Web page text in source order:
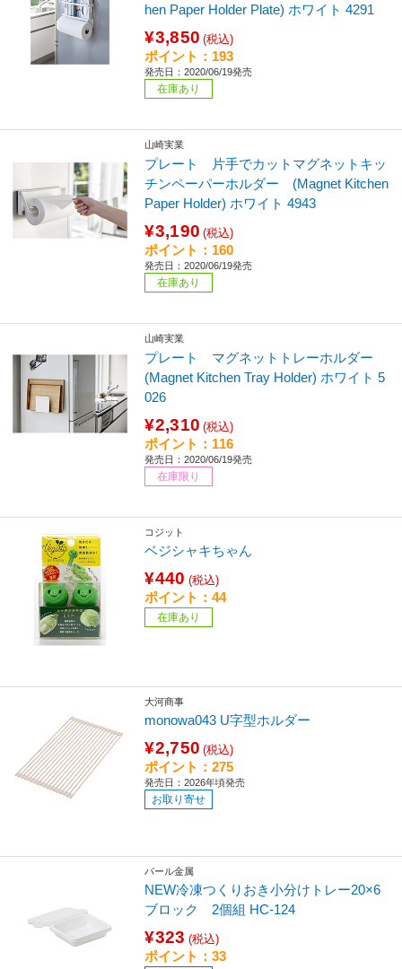
hen Paper Holder Plate) ホワイト 4291
¥3,850 (税込)
ポイント：193
発売日：2020/06/19発売
在庫あり
山崎実業
プレート 片手でカットマグネットキッ
チンペーパーホルダー (Magnet Kitchen
Paper Holder) ホワイト 4943
¥3,190 (税込)
ポイント：160
発売日：2020/06/19発売
在庫あり
山崎実業
プレート マグネットトレーホルダー
(Magnet Kitchen Tray Holder) ホワイト 5
026
¥2,310 (税込)
ポイント：116
発売日：2020/06/19発売
在庫限り
コジット
ベジシャキちゃん
¥440 (税込)
ポイント：44
在庫あり
大河商事
monowa043 U字型ホルダー
¥2,750 (税込)
ポイント：275
発売日：2026年頃発売
お取り寄せ
パール金属
NEW冷凍つくりおき小分けトレー20×6
ブロック 2個組 HC-124
¥323 (税込)
ポイント：33